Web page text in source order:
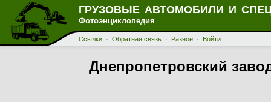
ГРУЗОВЫЕ АВТОМОБИЛИ И
Фотоэнциклопедия
Ссылки · Обратная связь · Разное · Войти
Днепропетровский